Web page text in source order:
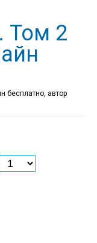
Том 2
бесплатно, автор